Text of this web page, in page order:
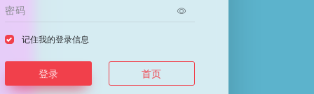
记住我的登录信息
登录 首页